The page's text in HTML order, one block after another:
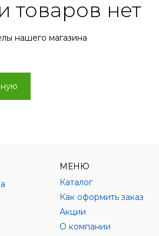
товаров нет
нашего магазина
МЕНЮ
Каталог
Как оформить заказ
Акции
О компании